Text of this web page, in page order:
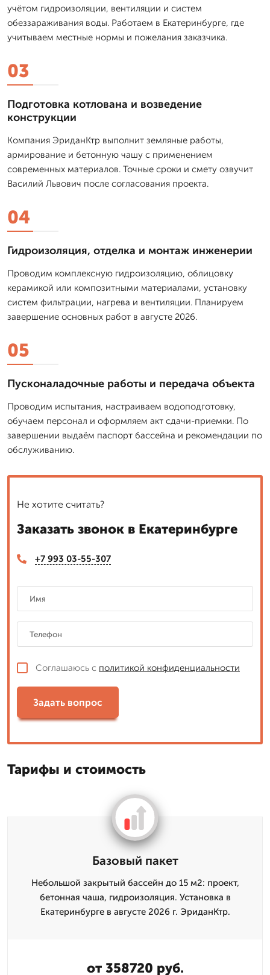
учётом гидроизоляции, вентиляции и систем
обеззараживания воды. Работаем в Екатеринбурге, где
учитываем местные нормы и пожелания заказчика.
03
Подготовка котлована и возведение
конструкции
Компания ЭриданКтр выполнит земляные работы,
армирование и бетонную чашу с применением
современных материалов. Точные сроки и смету озвучит
Василий Львович после согласования проекта.
04
Гидроизоляция, отделка и монтаж инженерии
Проводим комплексную гидроизоляцию, облицовку
керамикой или композитными материалами, установку
систем фильтрации, нагрева и вентиляции. Планируем
завершение основных работ в августе 2026.
05
Пусконаладочные работы и передача объекта
Проводим испытания, настраиваем водоподготовку,
обучаем персонал и оформляем акт сдачи-приемки. По
завершении выдаём паспорт бассейна и рекомендации по
обслуживанию.
Не хотите считать?
Заказать звонок в Екатеринбурге
+7 993 03-55-307
Соглашаюсь с политикой конфиденциальности
Задать вопрос
Тарифы и стоимость
Базовый пакет
Небольшой закрытый бассейн до 15 м2: проект,
бетонная чаша, гидроизоляция. Установка в
Екатеринбурге в августе 2026 г. ЭриданКтр.
от 358720 руб.